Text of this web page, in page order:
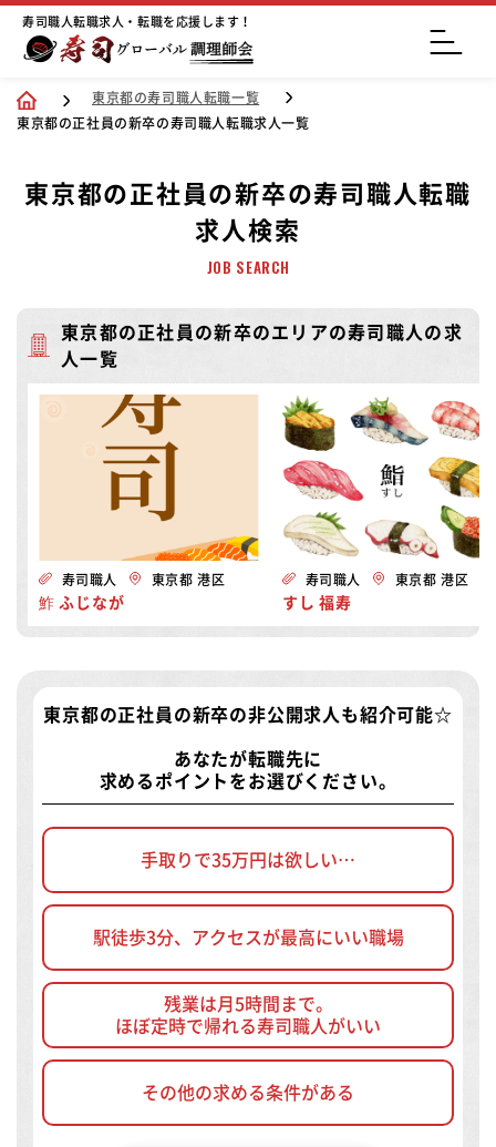
寿司職人転職求人・転職を応援します！
東京都の寿司職人転職一覧
東京都の正社員の新卒の寿司職人転職求人一覧
東京都の正社員の新卒の寿司職人転職
求人検索
JOB SEARCH
東京都の正社員の新卒のエリアの寿司職人の求
人一覧
寿司職人 東京都 港区
鮓 ふじなが
寿司職人 東京都 港区
すし 福寿
東京都の正社員の新卒の非公開求人 も紹介可能☆
あなたが転職先に
求めるポイントをお選びください。
手取りで35万円は欲しい…
駅徒歩3分、アクセスが最高にいい職場
残業は月5時間まで。
ほぼ定時で帰れる寿司職人がいい
その他の求める条件がある